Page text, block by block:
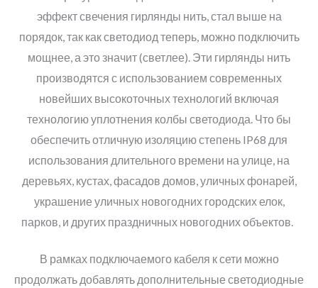
эффект свечения гирлянды нить, стал выше на
порядок, так как светодиод теперь, можно подключить
мощнее, а это значит (светлее). Эти гирлянды нить
производятся с использованием современных
новейших высокоточных технологий включая
технологию уплотнения колбы светодиода. Что бы
обеспечить отличную изоляцию степень IP68 для
использования длительного времени на улице, на
деревьях, кустах, фасадов домов, уличных фонарей,
украшение уличных новогодних городских елок,
парков, и других праздничных новогодних объектов.
В рамках подключаемого кабеля к сети можно
продолжать добавлять дополнительные светодиодные